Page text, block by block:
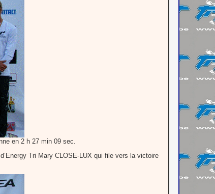
en 2 h 27 min 09 sec.
Tri Mary CLOSE-LUX qui file vers la victoire